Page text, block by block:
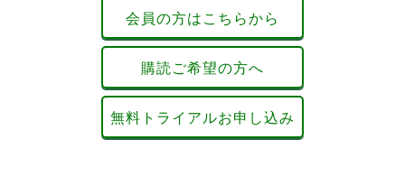
会員の方はこちらから
購読ご希望の方へ
無料トライアルお申し込み